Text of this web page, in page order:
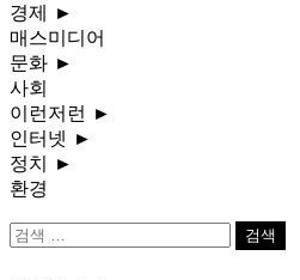
경제
►
매스미디어
문화 ►
사회
이런저런 ►
인터넷 ►
정치
►
환경
검